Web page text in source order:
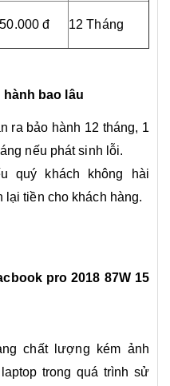
đ 12 Tháng
hành bao lâu
ra bảo hành 12 tháng, 1
nếu phát sinh lỗi.
quý khách không hài
lại tiền cho khách hàng.
pro 2018 87W 15
chất lượng kém ảnh
trong quá trình sử